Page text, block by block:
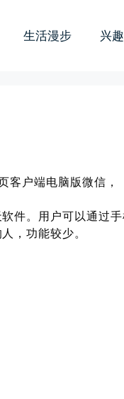
生活漫步 兴
客户端电脑版微信，
件。用户可以通过
，功能较少。